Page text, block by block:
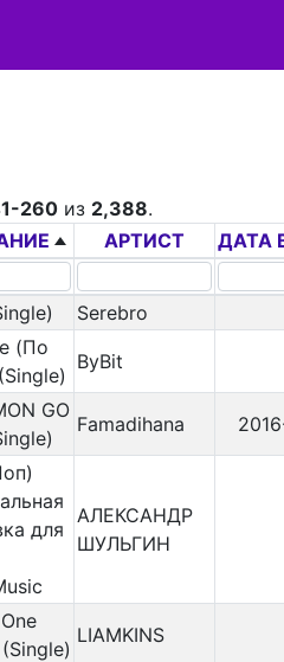
260из 2,388.
АРТИСТ ДАТА
Serebro
(По
ByBit
GO
Famadihana
для
АЛЕКСАНДР
ШУЛЬГИН
LIAMKINS